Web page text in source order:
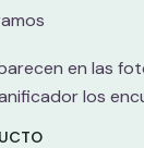
en las
los